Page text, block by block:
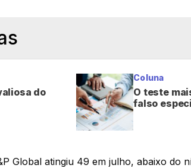
do
Coluna
O teste
falso
Global atingiu 49 em julho, abaixo do